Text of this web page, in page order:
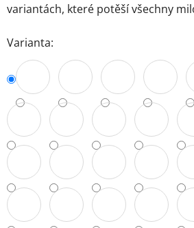
variantách, které potěší všechny
Varianta: